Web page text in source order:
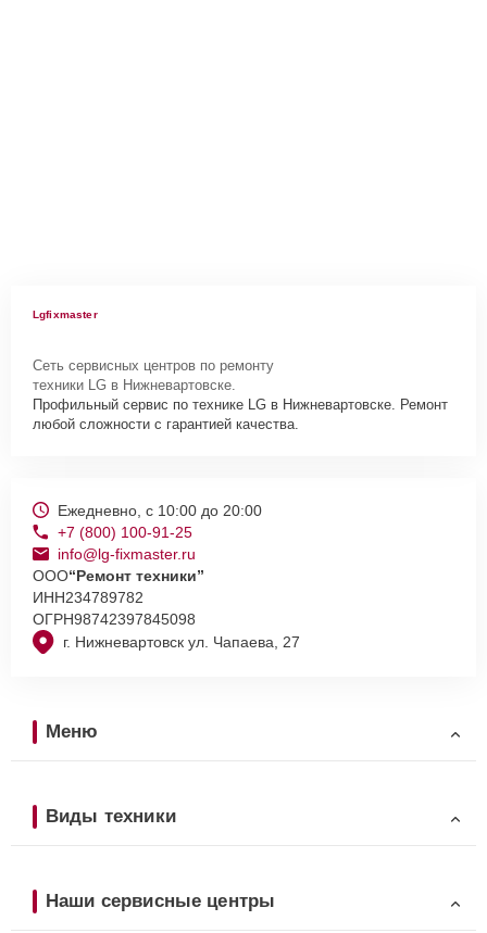
Lgfixmaster
Сеть сервисных центров по ремонту
техники LG в Нижневартовске.
Профильный сервис по технике LG в Нижневартовске. Ремонт
любой сложности с гарантией качества.
г. Нижневартовск ул. Чапаева, 27
Ежедневно, с 10:00 до 20:00
+7 (800) 100-91-25
info@lg-fixmaster.ru
ООО“Ремонт техники”
ИНН234789782
ОГРН98742397845098
Меню
Виды техники
Наши сервисные центры